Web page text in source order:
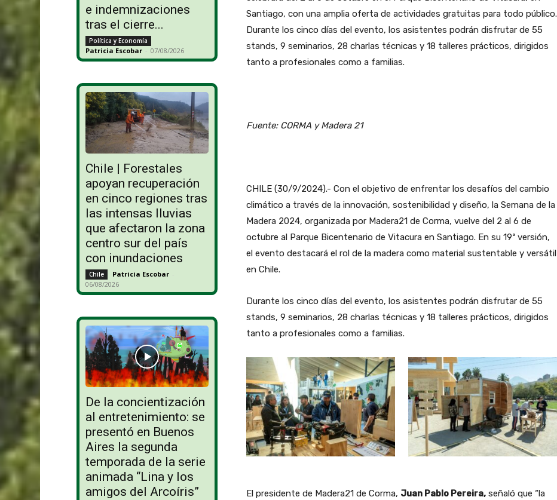
e indemnizaciones
tras el cierre...
Política y Economía
Patricia Escobar - 07/08/2026
Chile | Forestales
apoyan recuperación
en cinco regiones tras
las intensas lluvias
que afectaron la zona
centro sur del país
con inundaciones
Chile Patricia Escobar -
06/08/2026
De la concientización
al entretenimiento: se
presentó en Buenos
Aires la segunda
temporada de la serie
animada “Lina y los
amigos del Arcoíris”
Santiago, con una amplia oferta de actividades gratuitas para todo público.
Durante los cinco días del evento, los asistentes podrán disfrutar de 55
stands, 9 seminarios, 28 charlas técnicas y 18 talleres prácticos, dirigidos
tanto a profesionales como a familias.
Fuente: CORMA y Madera 21
CHILE (30/9/2024).- Con el objetivo de enfrentar los desafíos del cambio
climático a través de la innovación, sostenibilidad y diseño, la Semana de la
Madera 2024, organizada por Madera21 de Corma, vuelve del 2 al 6 de
octubre al Parque Bicentenario de Vitacura en Santiago. En su 19ª versión,
el evento destacará el rol de la madera como material sustentable y versátil
en Chile.
Durante los cinco días del evento, los asistentes podrán disfrutar de 55
stands, 9 seminarios, 28 charlas técnicas y 18 talleres prácticos, dirigidos
tanto a profesionales como a familias.
El presidente de Madera21 de Corma, Juan Pablo Pereira,señaló que “la